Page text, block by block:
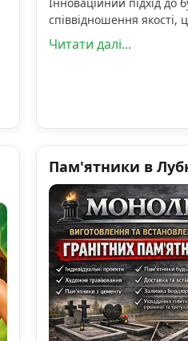
співвідношення якості,
Читати далі...
Пам'ятники в